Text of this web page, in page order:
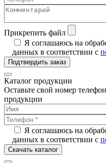
Прикрепить файл
Я соглашаюсь на
данных в соответствии с
Подтвердить заказ
Каталог продукции
Оставьте свой номер
продукции
Я соглашаюсь на
данных в соответствии с
Скачать каталог